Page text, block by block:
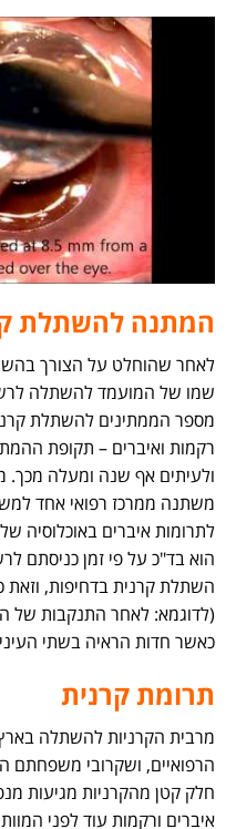
המתנה להשתלת
לאחר שהוחלט על הצורך
שמו של המועמד להשתלה
מספר הממתינים להשתלת
רקמות ואיברים – תקופת
ולעיתים אף שנה ומעלה
משתנה ממרכז רפואי אחד
לתרומות איברים באוכלוסיה
הוא בד"כ על פי זמן כניסתם
השתלת קרנית בדחיפות, וזאת
(לדוגמא: לאחר התנקבות של
כאשר חדות הראיה בשתי
תרומת קרנית
מרבית הקרניות להשתלה
הרפואיים, ושקרובי משפחתם
חלק קטן מהקרניות מגיעות
איברים ורקמות עוד לפני